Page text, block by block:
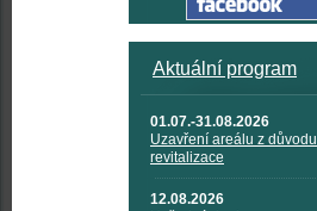
Aktuální program
01.07.-31.08.2026
Uzavření areálu z důvodu
revitalizace
12.08.2026